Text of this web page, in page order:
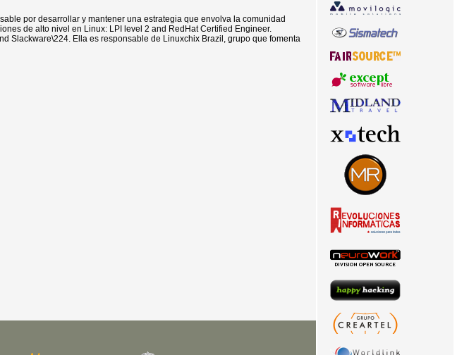
por desarrollar y mantener una estrategia que envolva la comunidad
de alto nivel en Linux: LPI level 2 and RedHat Certified Engineer.
Slackware\224. Ella es responsable de Linuxchix Brazil, grupo que fomenta